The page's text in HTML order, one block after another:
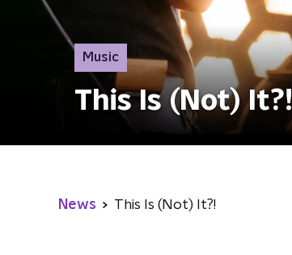
Music
This Is (Not) It?!
News This Is (Not) It?!